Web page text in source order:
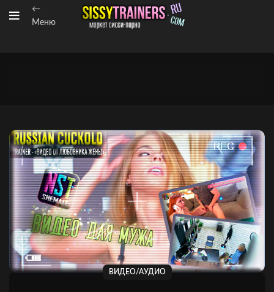
←
Меню
ВИДЕО/АУДИО